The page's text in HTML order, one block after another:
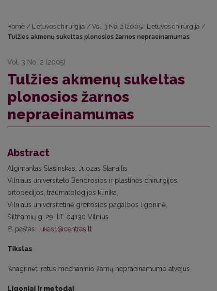
Home / Lietuvos chirurgija / Vol. 3 No. 2 (2005): Lietuvos chirurgija /
Tulžies akmenų sukeltas plonosios žarnos nepraeinamumas
Vol. 3 No. 2 (2005)
Tulžies akmenų sukeltas
plonosios žarnos
nepraeinamumas
Abstract
Algimantas Stašinskas, Juozas Stanaitis
Vilniaus universiteto Bendrosios ir plastinės chirurgijos,
ortopedijos, traumatologijos klinika,
Vilniaus universitetinė greitosios pagalbos ligoninė,
Šiltnamių g. 29, LT-04130 Vilnius
El paštas:
lukas1@centras.lt
Tikslas
Išnagrinėti retus mechaninio žarnų nepraeinamumo atvejus.
Ligoniai ir metodai